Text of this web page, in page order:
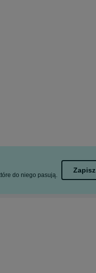
do niego pasują.
Zapisz